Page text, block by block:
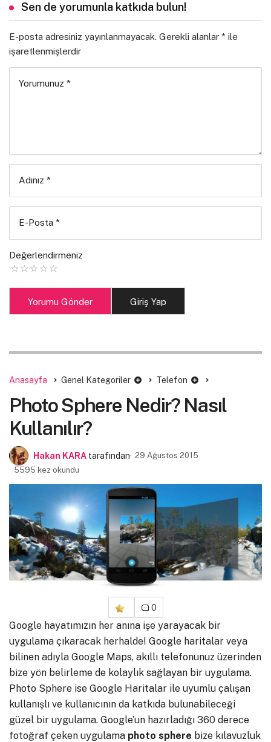
Sen de yorumunla katkıda bulun!
E-posta adresiniz yayınlanmayacak. Gerekli alanlar * ile
işaretlenmişlerdir
Yorumunuz *
Adınız *
E-Posta *
Değerlendirmeniz
Yorumu Gönder Giriş Yap
Anasayfa Genel Kategoriler Telefon
Photo Sphere Nedir? Nasıl
Kullanılır?
Hakan KARA tarafından 29 Ağustos 2015
5595 kez okundu
0
Google hayatımızın her anına işe yarayacak bir
uygulama çıkaracak herhalde! Google haritalar veya
bilinen adıyla Google Maps, akıllı telefonunuz üzerinden
bize yön belirleme de kolaylık sağlayan bir uygulama.
Photo Sphere ise Google Haritalar ile uyumlu çalışan
kullanışlı ve kullanıcının da katkıda bulunabileceği
güzel bir uygulama. Google’un hazırladığı 360 derece
fotoğraf çeken uygulama photo sphere bize kılavuzluk